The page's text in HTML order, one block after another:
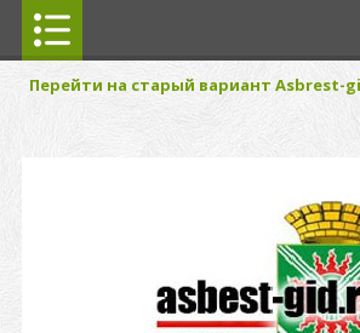
Перейти на старый вариант Asbrest-